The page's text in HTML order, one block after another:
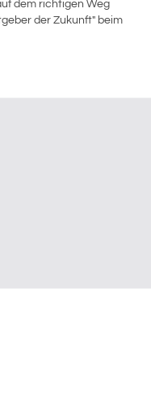
dem richtigen Weg
der Zukunft" beim